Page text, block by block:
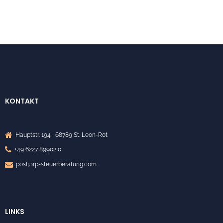
KONTAKT
Hauptstr. 194 | 68789 St. Leon-Rot
+49 6227 89902 0
post@rp-steuerberatung.com
LINKS